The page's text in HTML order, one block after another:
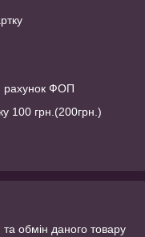
рахунок ФОП
100 грн.(200грн.)
обмін даного товару